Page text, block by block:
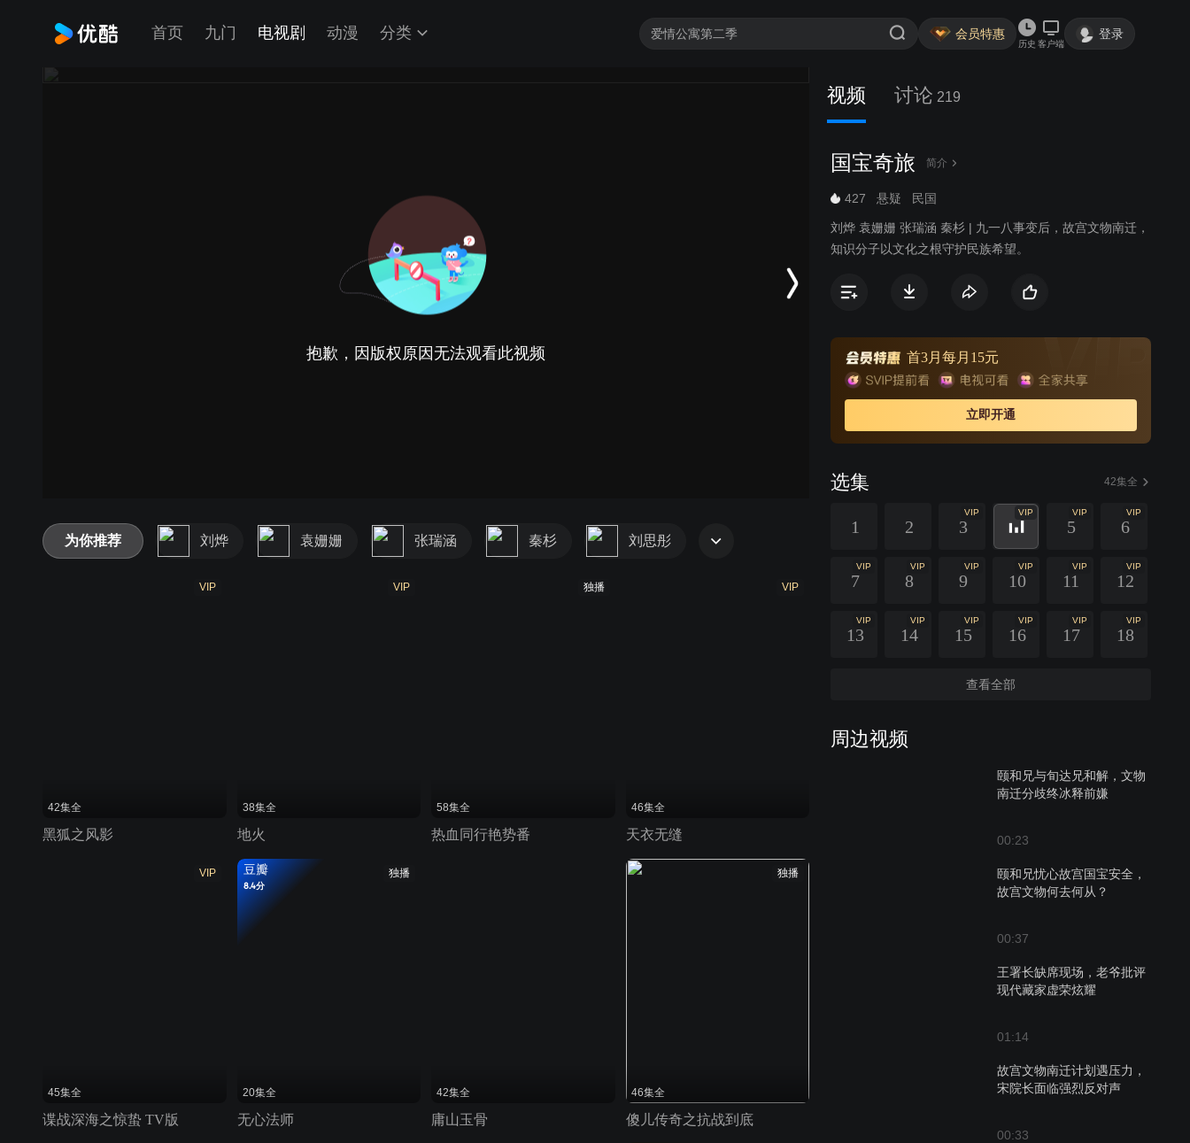
首页 九门 电视剧 动漫 分类 会员特惠
历史 客户端
登录
抱歉，因版权原因无法观看此视频
视频 讨论 219
国宝奇旅 简介
427 悬疑 民国
刘烨 袁姗姗 张瑞涵 秦杉 | 九一八事变后，故宫文物南迁，
知识分子以文化之根守护民族希望。
首3月每月15元
立即开通
选集 42集全
1 2
VIP
3
VIP VIP
5
VIP
6
VIP
7
VIP
8
VIP
9
VIP
10
VIP
11
VIP
12
VIP
13
VIP
14
VIP
15
VIP
16
VIP
17
VIP
18
查看全部
周边视频
颐和兄与旬达兄和解，文物
南迁分歧终冰释前嫌
00:23
颐和兄忧心故宫国宝安全，
故宫文物何去何从？
00:37
王署长缺席现场，老爷批评
现代藏家虚荣炫耀
01:14
故宫文物南迁计划遇压力，
宋院长面临强烈反对声
00:33
为你推荐 刘烨 袁姗姗 张瑞涵 秦杉 刘思彤
VIP
42集全
黑狐之风影
VIP
38集全
地火
独播
58集全
热血同行艳势番
VIP
46集全
天衣无缝
VIP
45集全
谍战深海之惊蛰 TV版
独播
豆瓣
8.4分
20集全
无心法师
42集全
庸山玉骨
独播
46集全
傻儿传奇之抗战到底